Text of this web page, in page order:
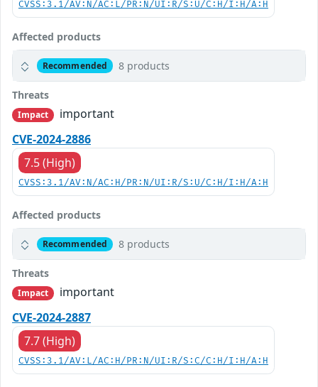
CVSS:3.1/AV:N/AC:L/PR:N/UI:R/S:U/C:H/I:H/A:H
Affected products
Recommended 8 products
Threats
Impact
important
CVE-2024-2886
7.5 (High)
CVSS:3.1/AV:N/AC:H/PR:N/UI:R/S:U/C:H/I:H/A:H
Affected products
Recommended 8 products
Threats
Impact
important
CVE-2024-2887
7.7 (High)
CVSS:3.1/AV:L/AC:H/PR:N/UI:R/S:C/C:H/I:H/A:H